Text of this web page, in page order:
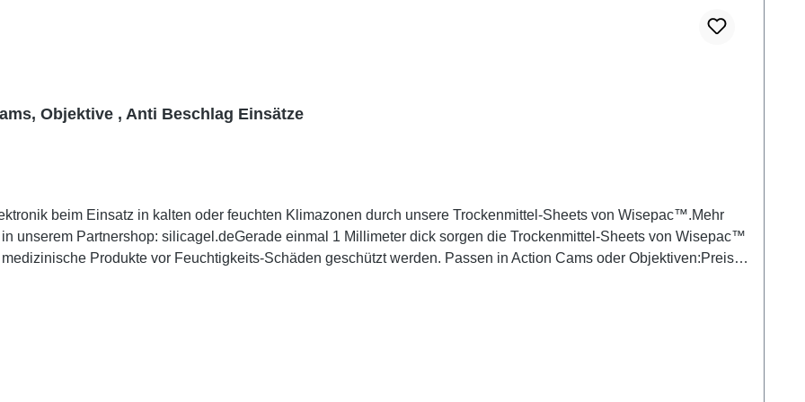
Objektive , Anti Beschlag Einsätze
beim Einsatz in kalten oder feuchten Klimazonen durch unsere Trockenmittel-Sheets von Wisepac™.Mehr
unserem Partnershop: silicagel.deGerade einmal 1 Millimeter dick sorgen die Trockenmittel-Sheets von Wisepac™
Produkte vor Feuchtigkeits-Schäden geschützt werden. Passen in Action Cams oder Objektiven:Preise